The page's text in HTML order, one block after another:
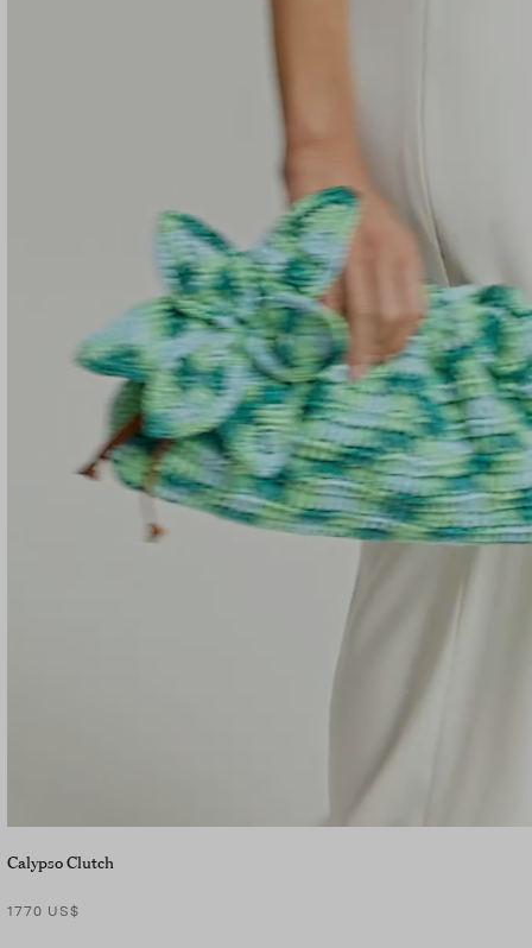
Calypso Clutch
1770 US$